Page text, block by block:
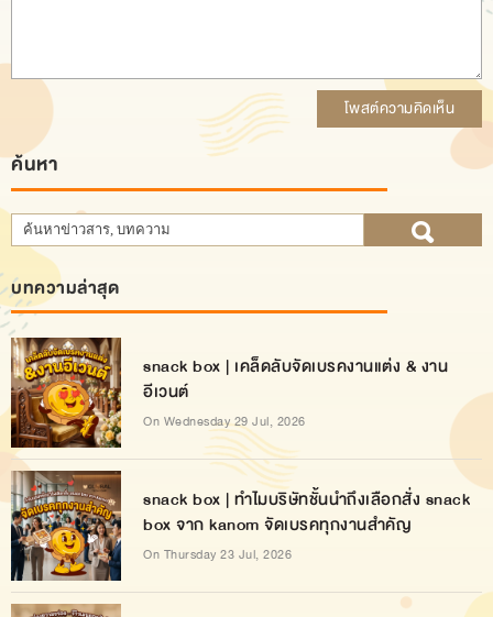
โพสต์ความคิดเห็น
ค้นหา
บทความล่าสุด
snack box | เคล็ดลับจัดเบรคงานแต่ง & งาน
อีเวนต์
On Wednesday 29 Jul, 2026
snack box | ทำไมบริษัทชั้นนำถึงเลือกสั่ง snack
box จาก kanom จัดเบรคทุกงานสำคัญ
On Thursday 23 Jul, 2026